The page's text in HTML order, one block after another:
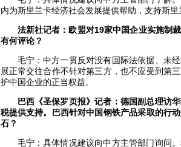
内为斯里兰卡经济社会发展提供帮助，支持斯里
法新社记者：欧盟对19家中国企业实施制
有何评论？
毛宁：中方一贯反对没有国际法依据、未
展正常交往合作不针对第三方，也不应受到第
护中国企业的正当权益。
巴西《圣保罗页报》记者：德国副总理访
税提供支持。巴西针对中国钢铁产品采取的行
石？
毛宁：具体情况建议向中方主管部门询问